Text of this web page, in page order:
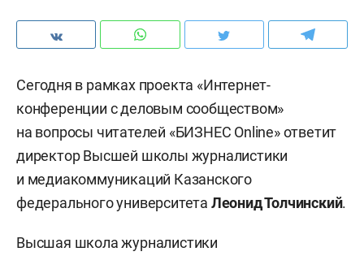
Сегодня в рамках проекта «Интернет-
конференции с деловым сообществом»
на вопросы читателей «БИЗНЕС Online» ответит
директор Высшей школы журналистики
и медиакоммуникаций Казанского
федерального университета Леонид Толчинский.
Высшая школа журналистики